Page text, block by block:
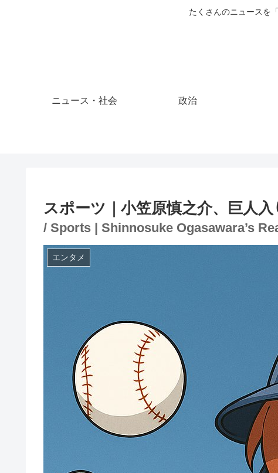
たくさんのニュースを
ニュース・社会 政治
スポーツ｜小笠原慎之介、巨人
/ Sports | Shinnosuke Ogasawara’s
エンタメ